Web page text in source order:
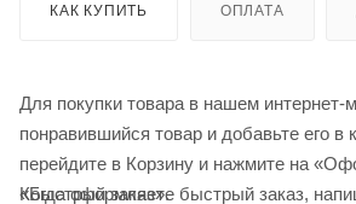
КАК КУПИТЬ ОПЛАТА
Для покупки товара в нашем интернет-
понравившийся товар и добавьте его в
перейдите в Корзину и нажмите на
«Быстрый заказ».
Когда оформляете быстрый заказ,